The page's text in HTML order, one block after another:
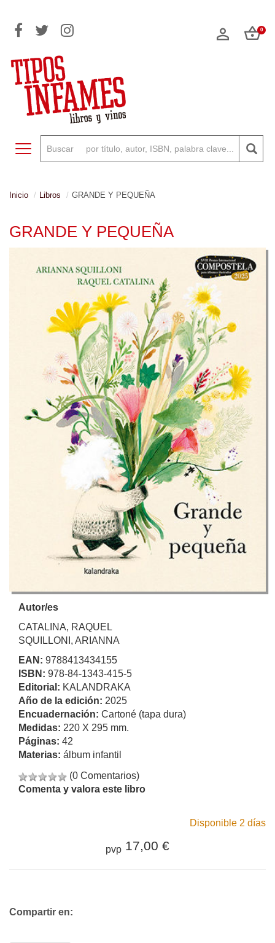
0
Toggle navigation
Inicio Libros GRANDE Y PEQUEÑA
GRANDE Y PEQUEÑA
Autor/es
CATALINA, RAQUEL
SQUILLONI, ARIANNA
EAN: 9788413434155
ISBN: 978-84-1343-415-5
Editorial: KALANDRAKA
Año de la edición: 2025
Encuadernación: Cartoné (tapa dura)
Medidas: 220 X 295 mm.
Páginas: 42
Materias: álbum infantil
(0 Comentarios)
Comenta y valora este libro
Disponible 2 días
pvp 17,00 €
Compartir en: